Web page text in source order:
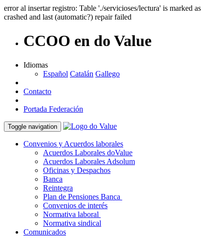
error al insertar registro: Table './servicioses/lectura' is marked as
crashed and last (automatic?) repair failed
CCOO en do Value
Idiomas
Español Catalán Gallego
Contacto
Portada Federación
Toggle navigation
Convenios y Acuerdos laborales
Acuerdos Laborales doValue
Acuerdos Laborales Adsolum
Oficinas y Despachos
Banca
Reintegra
Plan de Pensiones Banca
Convenios de interés
Normativa laboral
Normativa sindical
Comunicados